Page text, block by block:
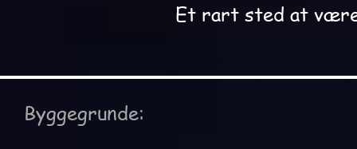
Et rart sted at
Byggegrunde: